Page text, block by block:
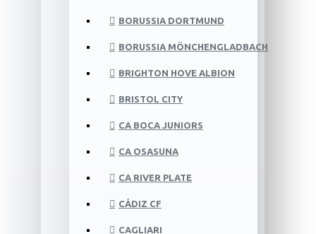
BORUSSIA DORTMUND
BORUSSIA MÖNCHENGLADBACH
BRIGHTON HOVE ALBION
BRISTOL CITY
CA BOCA JUNIORS
CA OSASUNA
CA RIVER PLATE
CÁDIZ CF
CAGLIARI